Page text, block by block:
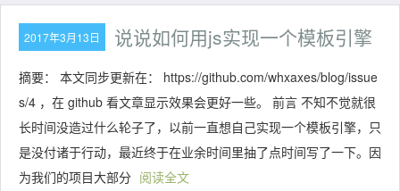
2017年3月13日 说说如何用js实现一个模板引擎
摘要： 本文同步更新在： https://github.com/whxaxes/blog/issue
s/4 ，在 github 看文章显示效果会更好一些。 前言 不知不觉就很
长时间没造过什么轮子了，以前一直想自己实现一个模板引擎，只
是没付诸于行动，最近终于在业余时间里抽了点时间写了一下。因
为我们的项目大部分 阅读全文